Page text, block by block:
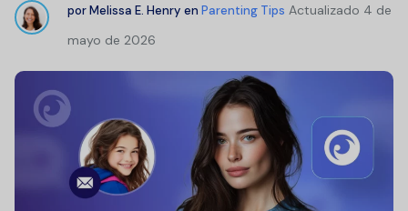
porMelissa E. Henry en Parenting Tips Actualizado 4 de
mayo de 2026